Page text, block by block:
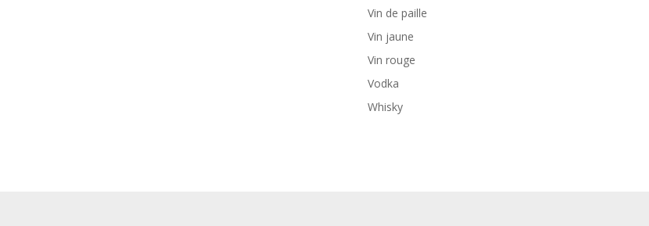
Vin de paille
Vin jaune
Vin rouge
Vodka
Whisky